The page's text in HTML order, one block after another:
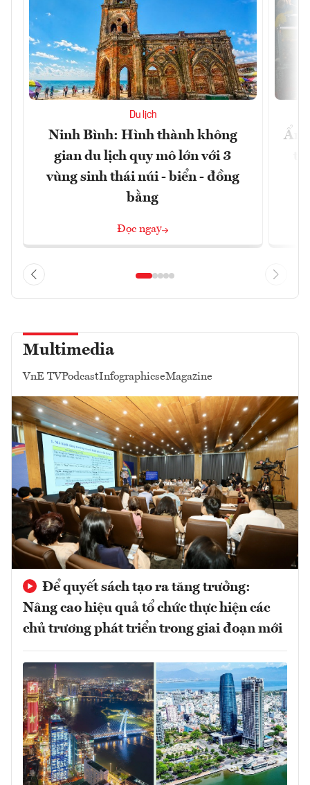
Du lịch
Ninh Bình: Hình thành không
gian du lịch quy mô lớn với 3
vùng sinh thái núi - biển - đồng
bằng
Đọc ngay
Ẩm
Multimedia
VnE TVPodcastInfographicseMagazine
Để quyết sách tạo ra tăng trưởng:
Nâng cao hiệu quả tổ chức thực hiện các
chủ trương phát triển trong giai đoạn mới